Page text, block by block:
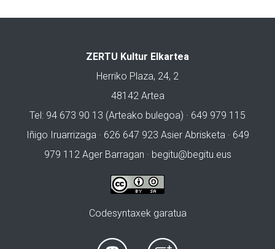
ZERTU Kultur Elkartea
Herriko Plaza, 24, 2
48142 Artea
Tel: 94 673 90 13 (Arteako bulegoa) · 649 979 115
Iñigo Iruarrizaga · 626 647 923 Asier Abrisketa · 649
979 112 Ager Barragan · begitu@begitu.eus
Codesyntaxek garatua